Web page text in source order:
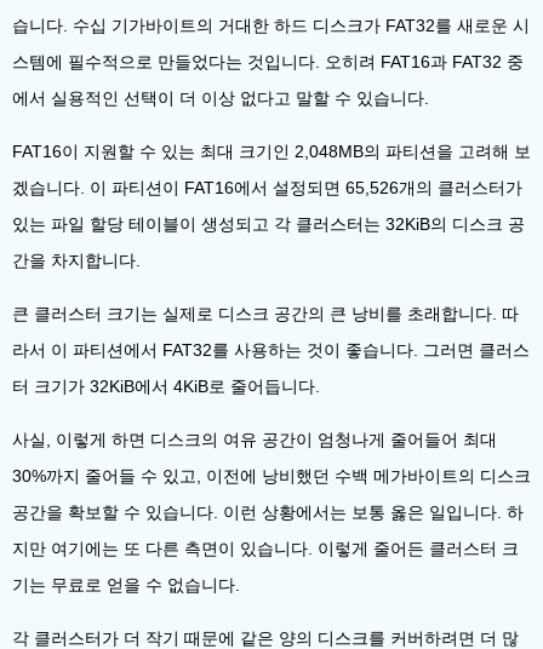
습니다. 수십 기가바이트의 거대한 하드 디스크가 FAT32를 새로운 시
스템에 필수적으로 만들었다는 것입니다. 오히려 FAT16과 FAT32 중
에서 실용적인 선택이 더 이상 없다고 말할 수 있습니다.
FAT16이 지원할 수 있는 최대 크기인 2,048MB의 파티션을 고려해 보
겠습니다. 이 파티션이 FAT16에서 설정되면 65,526개의 클러스터가
있는 파일 할당 테이블이 생성되고 각 클러스터는 32KiB의 디스크 공
간을 차지합니다.
큰 클러스터 크기는 실제로 디스크 공간의 큰 낭비를 초래합니다. 따
라서 이 파티션에서 FAT32를 사용하는 것이 좋습니다. 그러면 클러스
터 크기가 32KiB에서 4KiB로 줄어듭니다.
사실, 이렇게 하면 디스크의 여유 공간이 엄청나게 줄어들어 최대
30%까지 줄어들 수 있고, 이전에 낭비했던 수백 메가바이트의 디스크
공간을 확보할 수 있습니다. 이런 상황에서는 보통 옳은 일입니다. 하
지만 여기에는 또 다른 측면이 있습니다. 이렇게 줄어든 클러스터 크
기는 무료로 얻을 수 없습니다.
각 클러스터가 더 작기 때문에 같은 양의 디스크를 커버하려면 더 많